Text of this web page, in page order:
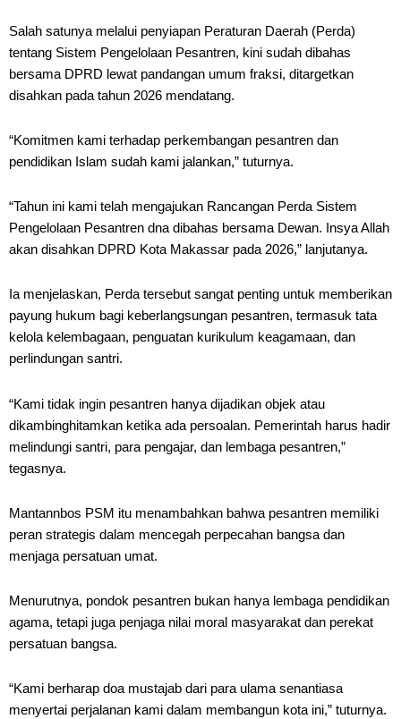
Salah satunya melalui penyiapan Peraturan Daerah (Perda)
tentang Sistem Pengelolaan Pesantren, kini sudah dibahas
bersama DPRD lewat pandangan umum fraksi, ditargetkan
disahkan pada tahun 2026 mendatang.
“Komitmen kami terhadap perkembangan pesantren dan
pendidikan Islam sudah kami jalankan,” tuturnya.
“Tahun ini kami telah mengajukan Rancangan Perda Sistem
Pengelolaan Pesantren dna dibahas bersama Dewan. Insya Allah
akan disahkan DPRD Kota Makassar pada 2026,” lanjutanya.
Ia menjelaskan, Perda tersebut sangat penting untuk memberikan
payung hukum bagi keberlangsungan pesantren, termasuk tata
kelola kelembagaan, penguatan kurikulum keagamaan, dan
perlindungan santri.
“Kami tidak ingin pesantren hanya dijadikan objek atau
dikambinghitamkan ketika ada persoalan. Pemerintah harus hadir
melindungi santri, para pengajar, dan lembaga pesantren,”
tegasnya.
Mantannbos PSM itu menambahkan bahwa pesantren memiliki
peran strategis dalam mencegah perpecahan bangsa dan
menjaga persatuan umat.
Menurutnya, pondok pesantren bukan hanya lembaga pendidikan
agama, tetapi juga penjaga nilai moral masyarakat dan perekat
persatuan bangsa.
“Kami berharap doa mustajab dari para ulama senantiasa
menyertai perjalanan kami dalam membangun kota ini,” tuturnya.